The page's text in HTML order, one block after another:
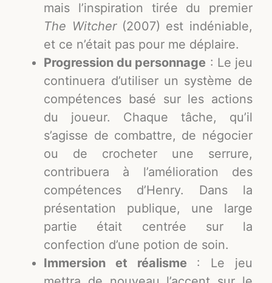
mais l’inspiration tirée du premier
The Witcher(2007) est indéniable,
et ce n’était pas pour me déplaire.
Progression du personnage : Le jeu
continuera d’utiliser un système de
compétences basé sur les actions
du joueur. Chaque tâche, qu’il
s’agisse de combattre, de négocier
ou de crocheter une serrure,
contribuera à l’amélioration des
compétences d’Henry. Dans la
présentation publique, une large
partie était centrée sur la
confection d’une potion de soin.
Immersion et réalisme : Le jeu